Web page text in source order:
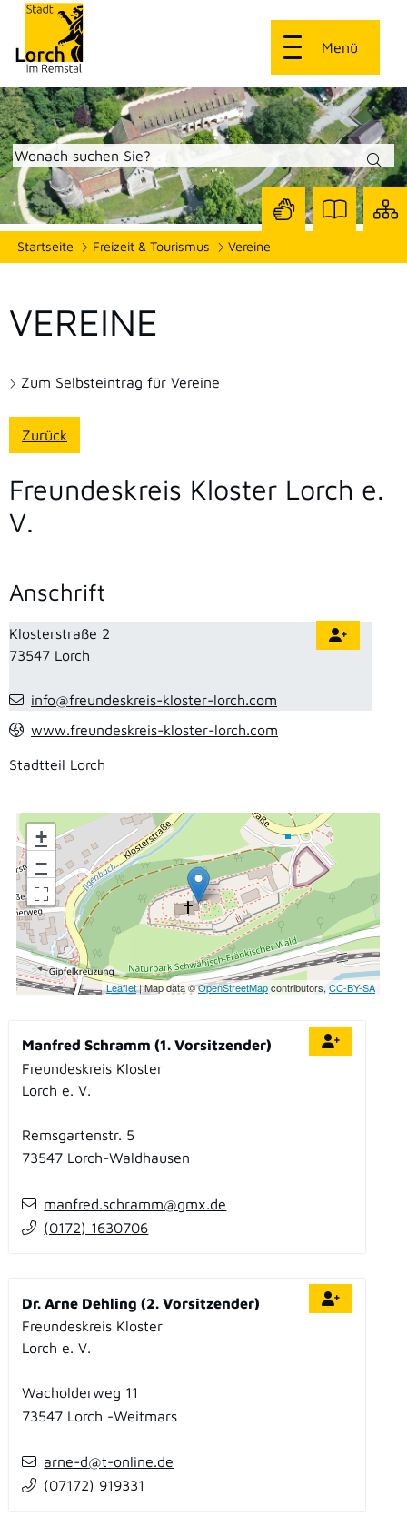
Menü
Startseite Freizeit & Tourismus Vereine
mit
Seite
mit
VEREINE
Zum Selbsteintrag für Vereine
Zurück
Freundeskreis Kloster Lorch e.
V.
Anschrift
Klosterstraße 2
73547 Lorch
info@freundeskreis-kloster-lorch.com
www.freundeskreis-kloster-lorch.com
Stadtteil Lorch
+
−
Leaflet| Map data ©OpenStreetMapcontributors,CC-BY-SA
Manfred Schramm (1. Vorsitzender)
Freundeskreis Kloster
Lorch e. V.
Remsgartenstr. 5
73547 Lorch-Waldhausen
manfred.schramm@gmx.de
(0172) 1630706
Dr. Arne Dehling (2. Vorsitzender)
Freundeskreis Kloster
Lorch e. V.
Weitmars
Wacholderweg 11
73547 Lorch
arne-d@t-online.de
(07172) 919331